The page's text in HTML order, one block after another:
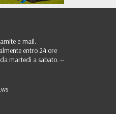
e-mail.
entro 24 ore
martedì a sabato. --